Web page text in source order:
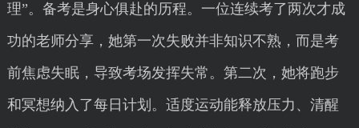
理”。备考是身心俱赴的历程。一位连续考了两次才成
功的老师分享，她第一次失败并非知识不熟，而是考
前焦虑失眠，导致考场发挥失常。第二次，她将跑步
和冥想纳入了每日计划。适度运动能释放压力、清醒